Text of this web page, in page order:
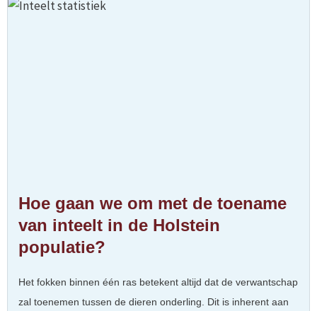
Hoe gaan we om met de toename
van inteelt in de Holstein
populatie?
Het fokken binnen één ras betekent altijd dat de verwantschap
zal toenemen tussen de dieren onderling. Dit is inherent aan